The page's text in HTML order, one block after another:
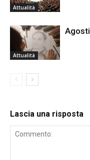
Attualità
Attualità
Lascia una risposta